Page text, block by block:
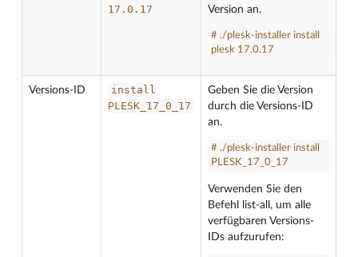
17.0.17
Version an.
# ./plesk-installer install
plesk 17.0.17
Versions-ID
install
PLESK_17_0_17
Geben Sie die Version
durch die Versions-ID
an.
# ./plesk-installer install
PLESK_17_0_17
Verwenden Sie den
Befehl list-all, um alle
verfügbaren Versions-
IDs aufzurufen: